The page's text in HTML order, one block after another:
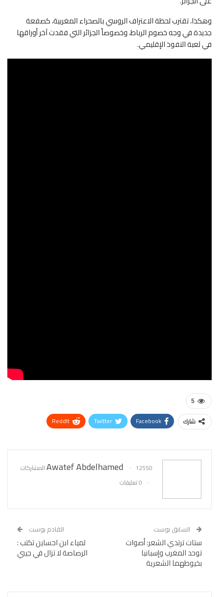
وهكذا، تقترب لحظة الاعتراف الروسي بالصحراء المغربية، كصفعة
جديدة في وجه خصوم الرباط، وخصوصاً الجزائر التي فقدت آخر أوراقها
في لعبة النفوذ الإقليمي.
5
شارك Facebook
Twitter
ReddIt
Awatef Abdelhamed
12550 المشاركات
0 تعليقات
السابق بوست
ستات ترتدي الشعر: أصوات
توحد المغرب وإسبانيا
بخيوطهما الشعرية
القادم بوست
لمياء ابن احساين تكتب :
الرصاصة لا تزال في جيبي